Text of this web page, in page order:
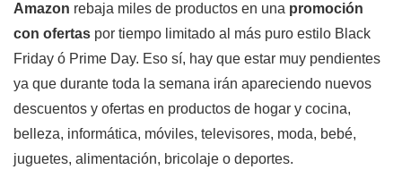
Amazon rebaja miles de productos en una promoción
con ofertas por tiempo limitado al más puro estilo Black
Friday ó Prime Day. Eso sí, hay que estar muy pendientes
ya que durante toda la semana irán apareciendo nuevos
descuentos y ofertas en productos de hogar y cocina,
belleza, informática, móviles, televisores, moda, bebé,
juguetes, alimentación, bricolaje o deportes.